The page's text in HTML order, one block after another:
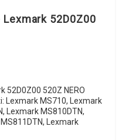
52D0Z00
52D0Z00 520Z NERO
Lexmark MS710, Lexmark
Lexmark MS810DTN,
Lexmark